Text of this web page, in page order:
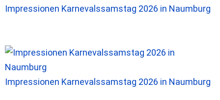
Impressionen Karnevalssamstag 2026 in Naumburg
Impressionen Karnevalssamstag 2026 in Naumburg